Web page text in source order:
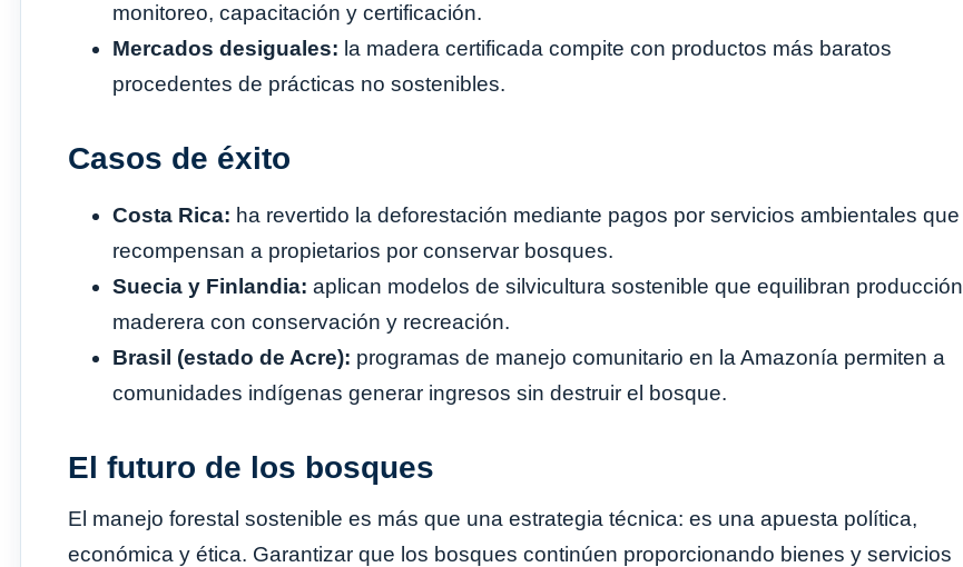
monitoreo, capacitación y certificación.
Mercados desiguales: la madera certificada compite con productos más baratos
procedentes de prácticas no sostenibles.
Casos de éxito
Costa Rica: ha revertido la deforestación mediante pagos por servicios ambientales que
recompensan a propietarios por conservar bosques.
Suecia y Finlandia: aplican modelos de silvicultura sostenible que equilibran producción
maderera con conservación y recreación.
Brasil (estado de Acre): programas de manejo comunitario en la Amazonía permiten a
comunidades indígenas generar ingresos sin destruir el bosque.
El futuro de los bosques
El manejo forestal sostenible es más que una estrategia técnica: es una apuesta política,
económica y ética. Garantizar que los bosques continúen proporcionando bienes y servicios